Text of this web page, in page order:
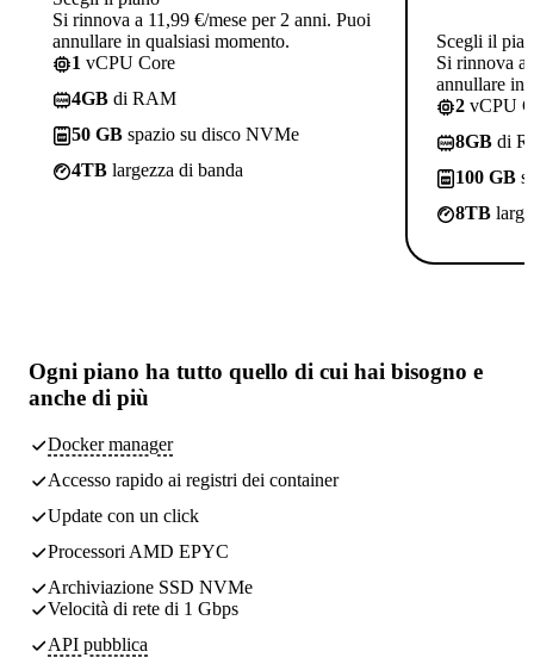
Si rinnova a 11,99 €/mese per 2 anni. Puoi
annullare in qualsiasi momento.
1 vCPU Core
4GB di RAM
50 GB spazio su disco NVMe
4TB largezza di banda
Scegli il
Si rinnova a
annullare in
2 vCPU
8GB di
100 GB
8TB
Ogni piano ha tutto quello di cui hai bisogno e
anche di più
Docker manager
Accesso rapido ai registri dei container
Update con un click
Processori AMD EPYC
Archiviazione SSD NVMe
Velocità di rete di 1 Gbps
API pubblica